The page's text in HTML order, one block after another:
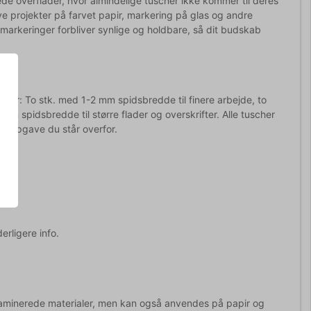
projekter på farvet papir, markering på glas og andre
forbliver synlige og holdbare, så dit budskab
To stk. med 1-2 mm spidsbredde til finere arbejde, to
spidsbredde til større flader og overskrifter. Alle tuscher
opgave du står overfor.
info.
materialer, men kan også anvendes på papir og